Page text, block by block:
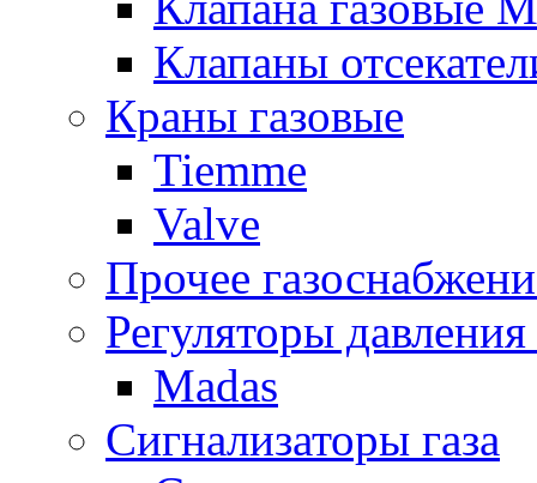
Клапаны
Краны газовые
Tiemme
Valve
Прочее
Регуляторы давления
Madas
Сигнализаторы газа